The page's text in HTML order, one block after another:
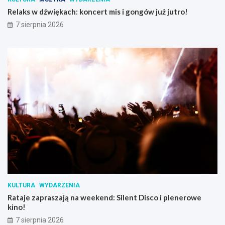
k
o
l
w
y
k
o
r
o
w
ó
d
w
s
c
u
P
o
!
Relaks w dźwiękach: koncert mis i gongów już jutro!
7 sierpnia 2026
KULTURA WYDARZENIA
Rataje zapraszają na weekend: Silent Disco i plenerowe
kino!
7 sierpnia 2026